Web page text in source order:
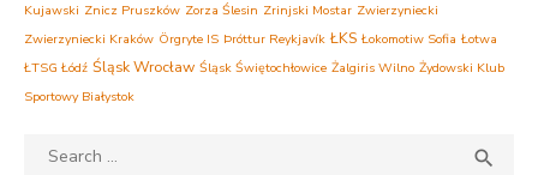
Kujawski Znicz Pruszków Zorza Ślesin Zrinjski Mostar Zwierzyniecki
Zwierzyniecki Kraków Örgryte IS Þróttur Reykjavík ŁKS Łokomotiw Sofia Łotwa
ŁTSG Łódź Śląsk Wrocław Śląsk Świętochłowice Żalgiris Wilno Żydowski Klub
Sportowy Białystok
Search
